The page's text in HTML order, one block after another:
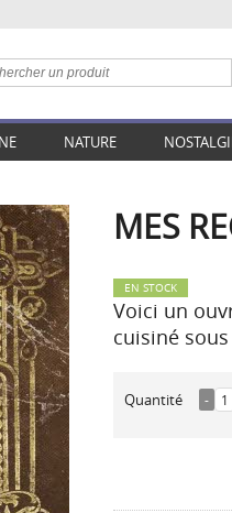
NATURE
MES
EN STOCK
Voici un
cuisiné
Quantité - 1